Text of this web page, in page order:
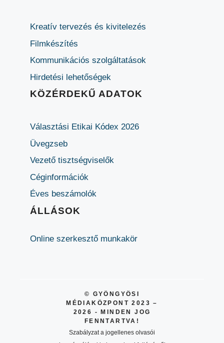
Kreatív tervezés és kivitelezés
Filmkészítés
Kommunikációs szolgáltatások
Hirdetési lehetőségek
KÖZÉRDEKŰ ADATOK
Választási Etikai Kódex 2026
Üvegzseb
Vezető tisztségviselők
Céginformációk
Éves beszámolók
ÁLLÁSOK
Online szerkesztő munkakör
© GYÖNGYÖSI
MÉDIAKÖZPONT 2023 –
2026 - MINDEN JOG
FENNTARTVA!
Szabályzat a jogellenes olvasói